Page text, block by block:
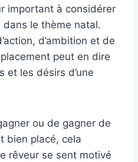
important à considérer
le thème natal.
d’ambition et de
peut en dire
et les désirs d’une
ou de gagner de
bien placé, cela
rêveur se sent motivé